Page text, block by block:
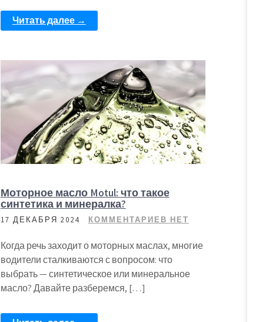
Читать далее →
Моторное масло Motul: что такое
синтетика и минералка?
17 ДЕКАБРЯ 2024 КОММЕНТАРИЕВ НЕТ
Когда речь заходит о моторных маслах, многие
водители сталкиваются с вопросом: что
выбрать — синтетическое или минеральное
масло? Давайте разберемся, […]